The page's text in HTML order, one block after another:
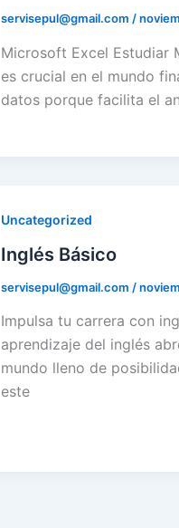
servisepul@gmail.com /
Microsoft Excel Estudiar
es crucial en el mundo
datos porque facilita el
Uncategorized
Inglés Básico
servisepul@gmail.com /
Impulsa tu carrera con
aprendizaje del inglés
mundo lleno de
este